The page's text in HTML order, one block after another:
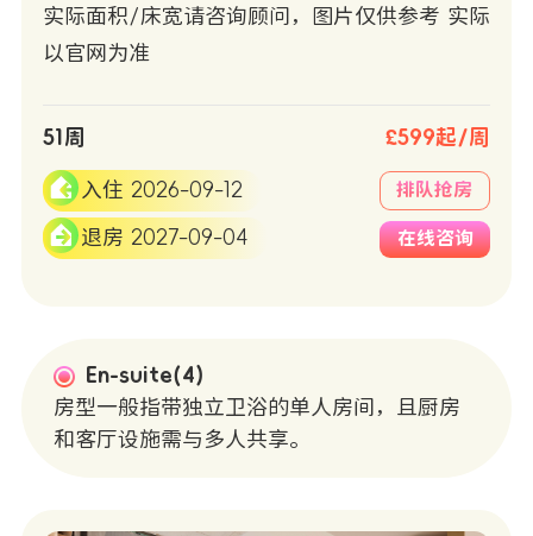
实际面积/床宽请咨询顾问，图片仅供参考 实际
以官网为准
51周 £599起/周
入住 2026-09-12
退房 2027-09-04
排队抢房
在线咨询
En-suite(4)
房型一般指带独立卫浴的单人房间，且厨房
和客厅设施需与多人共享。